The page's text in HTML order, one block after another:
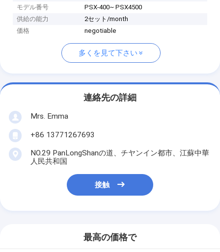
モデル番号
PSX-400~ PSX4500
供給の能力
2セット/month
価格
negotiable
多くを見て下さい
連絡先の詳細
Mrs. Emma
+86 13771267693
NO.29 PanLongShanの道、チヤンイン都市、江蘇中華
人民共和国
接触
最高の価格で